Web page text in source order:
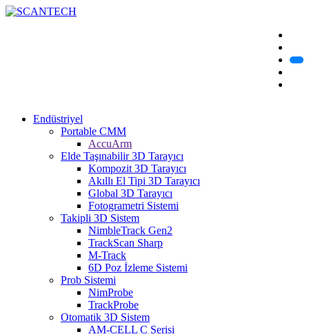
Endüstriyel
Portable CMM
AccuArm
Elde Taşınabilir 3D Tarayıcı
Kompozit 3D Tarayıcı
Akıllı El Tipi 3D Tarayıcı
Global 3D Tarayıcı
Fotogrametri Sistemi
Takipli 3D Sistem
NimbleTrack Gen2
TrackScan Sharp
M-Track
6D Poz İzleme Sistemi
Prob Sistemi
NimProbe
TrackProbe
Otomatik 3D Sistem
AM-CELL C Serisi